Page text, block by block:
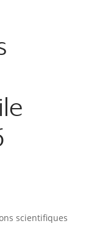
scientifiques